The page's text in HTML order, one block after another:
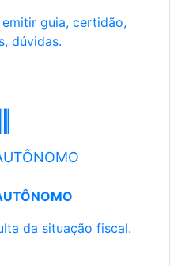
guia, certidão,
dúvidas.
da situação fiscal.